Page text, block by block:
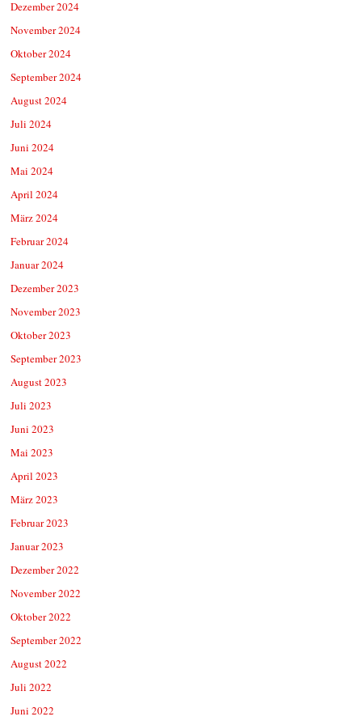
Dezember 2024
November 2024
Oktober 2024
September 2024
August 2024
Juli 2024
Juni 2024
Mai 2024
April 2024
März 2024
Februar 2024
Januar 2024
Dezember 2023
November 2023
Oktober 2023
September 2023
August 2023
Juli 2023
Juni 2023
Mai 2023
April 2023
März 2023
Februar 2023
Januar 2023
Dezember 2022
November 2022
Oktober 2022
September 2022
August 2022
Juli 2022
Juni 2022